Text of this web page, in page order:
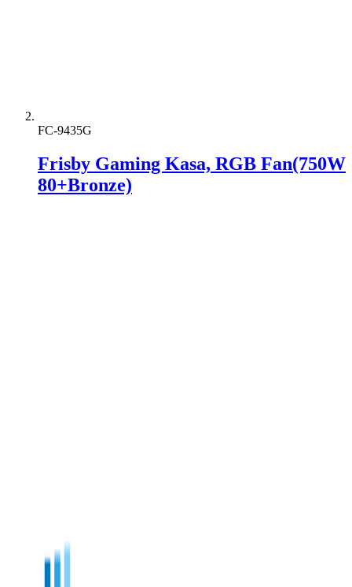
FC-9435G
Frisby Gaming Kasa, RGB Fan(750W
80+Bronze)